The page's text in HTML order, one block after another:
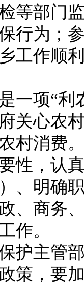
等部门
行为；
工作顺
项“利
关心农
村消费
性，认
、明确
、商务
作。
主管部
策，要